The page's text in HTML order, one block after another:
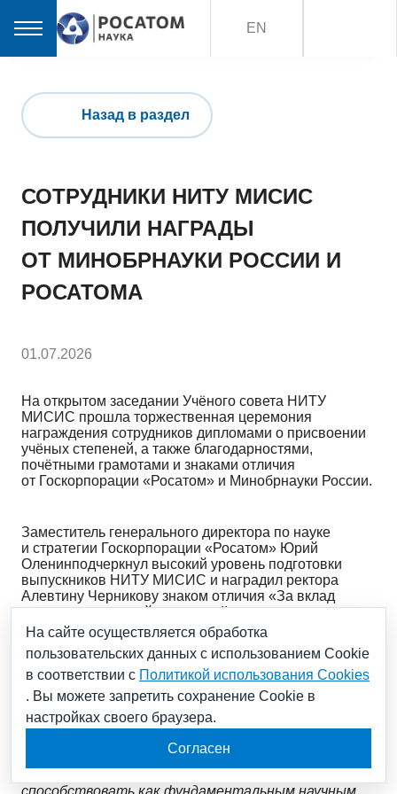
EN
Назад в раздел
СОТРУДНИКИ НИТУ МИСИС
ПОЛУЧИЛИ НАГРАДЫ
ОТ МИНОБРНАУКИ РОССИИ И
РОСАТОМА
01.07.2026
На открытом заседании Учёного совета НИТУ
МИСИС прошла торжественная церемония
награждения сотрудников дипломами о присвоении
учёных степеней, а также благодарностями,
почётными грамотами и знаками отличия
от Госкорпорации «Росатом» и Минобрнауки России.
Заместитель генерального директора по науке
и стратегии Госкорпорации «Росатом» Юрий
Оленинподчеркнул высокий уровень подготовки
выпускников НИТУ МИСИС и наградил ректора
Алевтину Черникову знаком отличия «За вклад
в развитие атомной отрасли» II степени.
«Ежегодно мы принимаем на работу около
30 выпускников МИСИС, и у всех отмечаем сильные
профессиональные компетенции. Молодые
специалисты востребованы практически во всех
дивизионах корпорации, поэтому связь
с университетом через научные кадры является
способствовать как фундаментальным научным
На сайте осуществляется обработка
пользовательских данных с использованием Cookie
в соответствии с Политикой использования Cookies
. Вы можете запретить сохранение Cookie в
настройках своего браузера.
Согласен